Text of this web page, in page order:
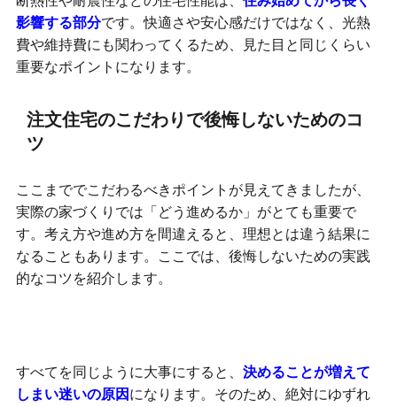
影響する部分です。快適さや安心感だけではなく、光熱
費や維持費にも関わってくるため、見た目と同じくらい
重要なポイントになります。
注文住宅のこだわりで後悔しないためのコ
ツ
ここまででこだわるべきポイントが見えてきましたが、
実際の家づくりでは「どう進めるか」がとても重要で
す。考え方や進め方を間違えると、理想とは違う結果に
なることもあります。ここでは、後悔しないための実践
的なコツを紹介します。
すべてを同じように大事にすると、 決めることが増えて
しまい迷いの原因 になります。そのため、絶対にゆずれ